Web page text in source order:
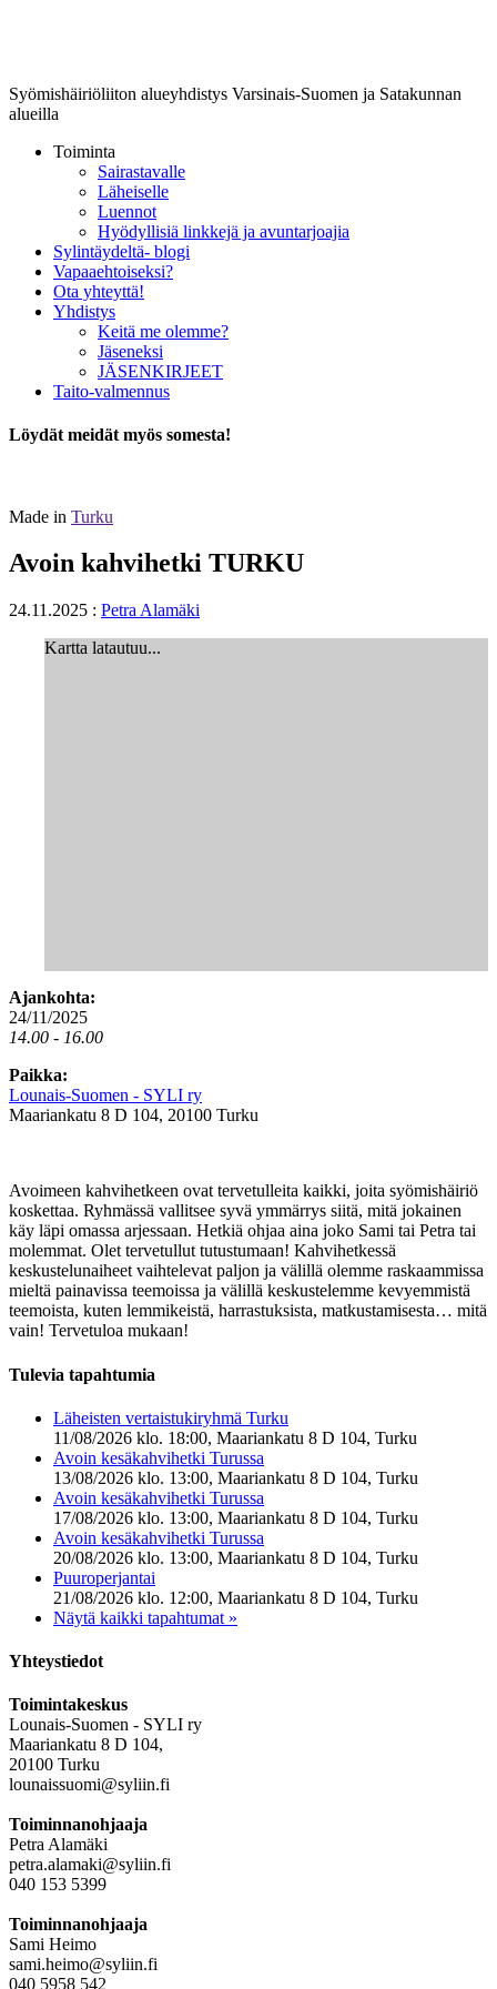
Syömishäiriöliiton alueyhdistys Varsinais-Suomen ja Satakunnan
alueilla
Toiminta
Sairastavalle
Läheiselle
Luennot
Hyödyllisiä linkkejä ja avuntarjoajia
Sylintäydeltä- blogi
Vapaaehtoiseksi?
Ota yhteyttä!
Yhdistys
Keitä me olemme?
Jäseneksi
JÄSENKIRJEET
Taito-valmennus
Löydät meidät myös somesta!
Made in Turku
Avoin kahvihetki TURKU
24.11.2025 : Petra Alamäki
Kartta latautuu...
Ajankohta:
24/11/2025
14.00 - 16.00
Paikka:
Lounais-Suomen - SYLI ry
Maariankatu 8 D 104, 20100 Turku
Avoimeen kahvihetkeen ovat tervetulleita kaikki, joita syömishäiriö
koskettaa. Ryhmässä vallitsee syvä ymmärrys siitä, mitä jokainen
käy läpi omassa arjessaan. Hetkiä ohjaa aina joko Sami tai Petra tai
molemmat. Olet tervetullut tutustumaan! Kahvihetkessä
keskustelunaiheet vaihtelevat paljon ja välillä olemme raskaammissa
mieltä painavissa teemoissa ja välillä keskustelemme kevyemmistä
teemoista, kuten lemmikeistä, harrastuksista, matkustamisesta… mitä
vain! Tervetuloa mukaan!
Tulevia tapahtumia
Läheisten vertaistukiryhmä Turku
11/08/2026 klo. 18:00, Maariankatu 8 D 104, Turku
Avoin kesäkahvihetki Turussa
13/08/2026 klo. 13:00, Maariankatu 8 D 104, Turku
Avoin kesäkahvihetki Turussa
17/08/2026 klo. 13:00, Maariankatu 8 D 104, Turku
Avoin kesäkahvihetki Turussa
20/08/2026 klo. 13:00, Maariankatu 8 D 104, Turku
Puuroperjantai
21/08/2026 klo. 12:00, Maariankatu 8 D 104, Turku
Näytä kaikki tapahtumat »
Yhteystiedot
Toimintakeskus
Lounais-Suomen - SYLI ry
Maariankatu 8 D 104,
20100 Turku
lounaissuomi@syliin.fi
Toiminnanohjaaja
Petra Alamäki
petra.alamaki@syliin.fi
040 153 5399
Toiminnanohjaaja
Sami Heimo
sami.heimo@syliin.fi
040 5958 542